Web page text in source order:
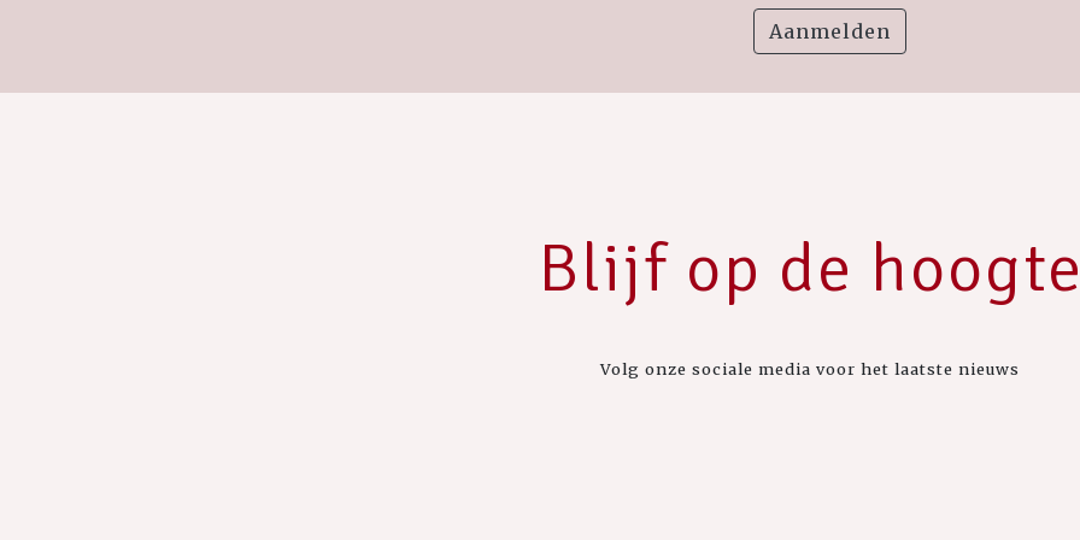
Aanmelden
Blijf op de
Volg onze sociale media voor het laatste nieuws